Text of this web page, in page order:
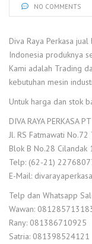
NO COMMENTS
Diva Raya Perkasa jual
Indonesia produknya
Kami adalah Trading
kebutuhan mesin
Untuk harga dan stok
DIVA RAYA PERKASA PT
Jl. RS Fatmawati
Blok B No.28 Cilandak
Telp: (62-21)
E-Mail:
Telp dan Whatsapp
Wawan:
Rany: 081386710925
Satria: 081398524121